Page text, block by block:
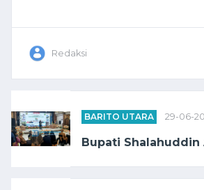
Redaksi
BARITO UTARA 29-06-
Bupati Shalahuddin